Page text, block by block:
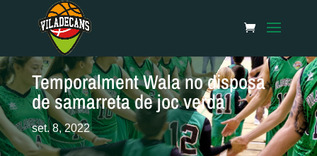
Temporalment Wala no disposa
de samarreta de joc verda
set. 8, 2022